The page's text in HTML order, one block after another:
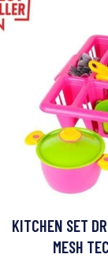
KITCHEN SET
MESH